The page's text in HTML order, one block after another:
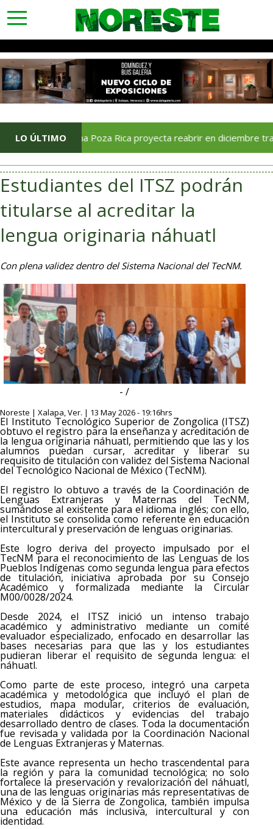
toggle
navigation
LO ÚLTIMO
Soriana Poza Rica proyecta reabrir en diciembre tras
Estudiantes del ITSZ podrán
titularse al acreditar la
lengua originaria náhuatl
Con plena validez dentro del Sistema Nacional del TecNM.
- /
Noreste | Xalapa, Ver. | 13 May 2026 - 19:16hrs
El Instituto Tecnológico Superior de Zongolica (ITSZ)
obtuvo el registro para la enseñanza y acreditación de
la lengua originaria náhuatl, permitiendo que las y los
alumnos puedan cursar, acreditar y liberar su
requisito de titulación con validez del Sistema Nacional
del Tecnológico Nacional de México (TecNM).
El registro lo obtuvo a través de la Coordinación de
Lenguas Extranjeras y Maternas del TecNM,
sumándose al existente para el idioma inglés; con ello,
el Instituto se consolida como referente en educación
intercultural y preservación de lenguas originarias.
Este logro deriva del proyecto impulsado por el
TecNM para el reconocimiento de las Lenguas de los
Pueblos Indígenas como segunda lengua para efectos
de titulación, iniciativa aprobada por su Consejo
Académico y formalizada mediante la Circular
M00/0028/2024.
Desde 2024, el ITSZ inició un intenso trabajo
académico y administrativo mediante un comité
evaluador especializado, enfocado en desarrollar las
bases necesarias para que las y los estudiantes
pudieran liberar el requisito de segunda lengua: el
náhuatl.
Como parte de este proceso, integró una carpeta
académica y metodológica que incluyó el plan de
estudios, mapa modular, criterios de evaluación,
materiales didácticos y evidencias del trabajo
desarrollado dentro de clases. Toda la documentación
fue revisada y validada por la Coordinación Nacional
de Lenguas Extranjeras y Maternas.
Este avance representa un hecho trascendental para
la región y para la comunidad tecnológica; no solo
fortalece la preservación y revalorización del náhuatl,
una de las lenguas originarias más representativas de
México y de la Sierra de Zongolica, también impulsa
una educación más inclusiva, intercultural y con
identidad.